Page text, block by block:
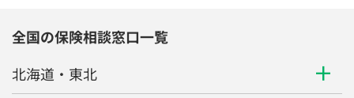
全国の保険相談窓口一覧
北海道・東北